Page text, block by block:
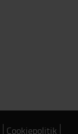
Cookiepolitik